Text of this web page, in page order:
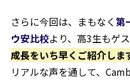
さらに今回は、まもなく第
ウ安比校より、高3生もゲス
成長をいち早くご紹介しま
リアルな声を通して、